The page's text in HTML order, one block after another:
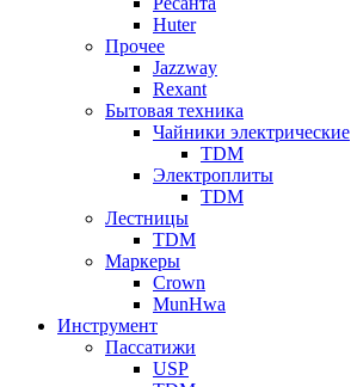
Huter
Прочее
Jazzway
Rexant
Бытовая техника
Чайники электрические
TDM
Электроплиты
TDM
Лестницы
TDM
Маркеры
Crown
MunHwa
Инструмент
Пассатижи
USP